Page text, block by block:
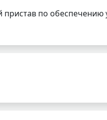
по обеспечению